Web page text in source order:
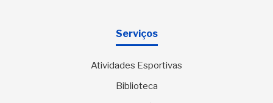
Serviços
Atividades Esportivas
Biblioteca